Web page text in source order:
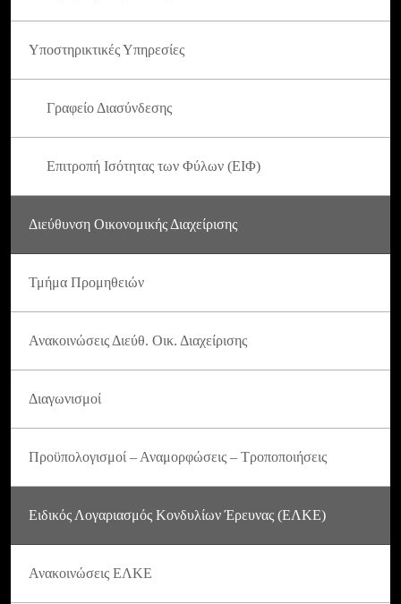
Υποστηρικτικές Υπηρεσίες
Γραφείο Διασύνδεσης
Επιτροπή Ισότητας των Φύλων (ΕΙΦ)
Διεύθυνση Οικονομικής Διαχείρισης
Τμήμα Προμηθειών
Ανακοινώσεις Διεύθ. Οικ. Διαχείρισης
Διαγωνισμοί
Προϋπολογισμοί – Αναμορφώσεις – Τροποποιήσεις
Ειδικός Λογαριασμός Κονδυλίων Έρευνας (ΕΛΚΕ)
Ανακοινώσεις ΕΛΚΕ